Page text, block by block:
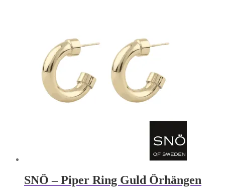
SNÖ – Piper Ring Guld Örhängen